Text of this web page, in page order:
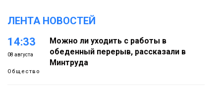
ЛЕНТА НОВОСТЕЙ
14:33
08 августа
Общество
Можно ли уходить с работы в
обеденный перерыв, рассказали в
Минтруда